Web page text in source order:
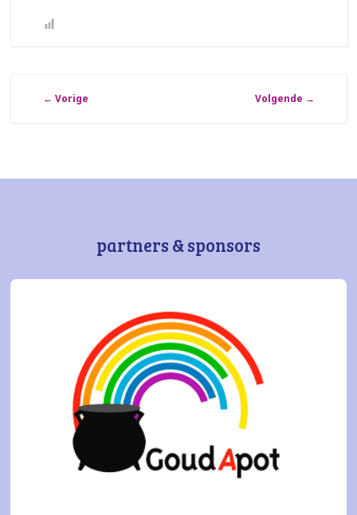
← Vorige Volgende →
partners & sponsors